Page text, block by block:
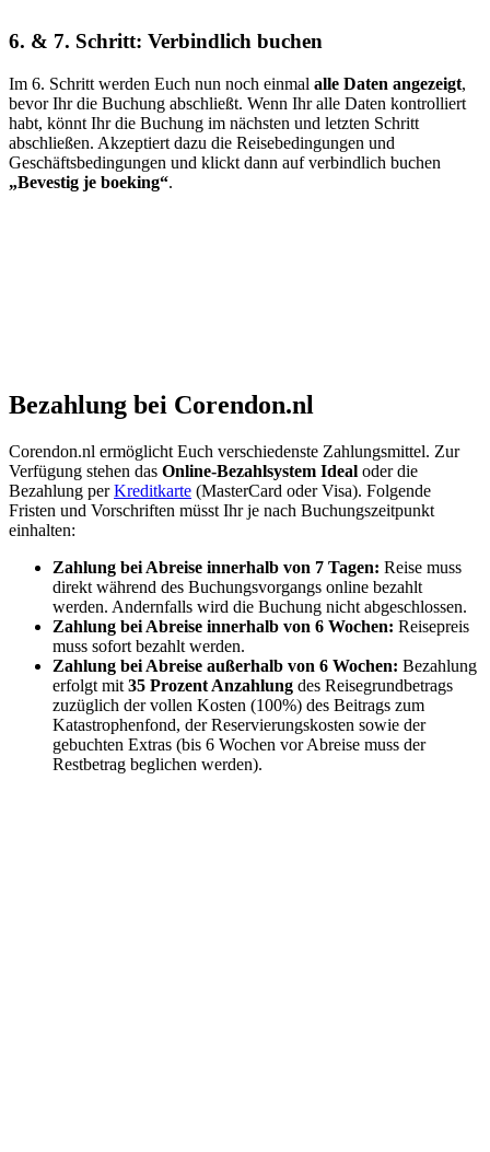
6. & 7. Schritt: Verbindlich buchen
Im 6. Schritt werden Euch nun noch einmal alle Daten angezeigt,
bevor Ihr die Buchung abschließt. Wenn Ihr alle Daten kontrolliert
habt, könnt Ihr die Buchung im nächsten und letzten Schritt
abschließen. Akzeptiert dazu die Reisebedingungen und
Geschäftsbedingungen und klickt dann auf verbindlich buchen
„Bevestig je boeking“.
Bezahlung bei Corendon.nl
Corendon.nl ermöglicht Euch verschiedenste Zahlungsmittel. Zur
Verfügung stehen das Online-Bezahlsystem Ideal oder die
Bezahlung perKreditkarte (MasterCard oder Visa). Folgende
Fristen und Vorschriften müsst Ihr je nach Buchungszeitpunkt
einhalten:
Zahlung bei Abreise innerhalb von 7 Tagen: Reise muss
direkt während des Buchungsvorgangs online bezahlt
werden. Andernfalls wird die Buchung nicht abgeschlossen.
Zahlung bei Abreise innerhalb von 6 Wochen: Reisepreis
muss sofort bezahlt werden.
Zahlung bei Abreise außerhalb von 6 Wochen: Bezahlung
erfolgt mit 35 Prozent Anzahlung des Reisegrundbetrags
zuzüglich der vollen Kosten (100%) des Beitrags zum
Katastrophenfond, der Reservierungskosten sowie der
gebuchten Extras (bis 6 Wochen vor Abreise muss der
Restbetrag beglichen werden).